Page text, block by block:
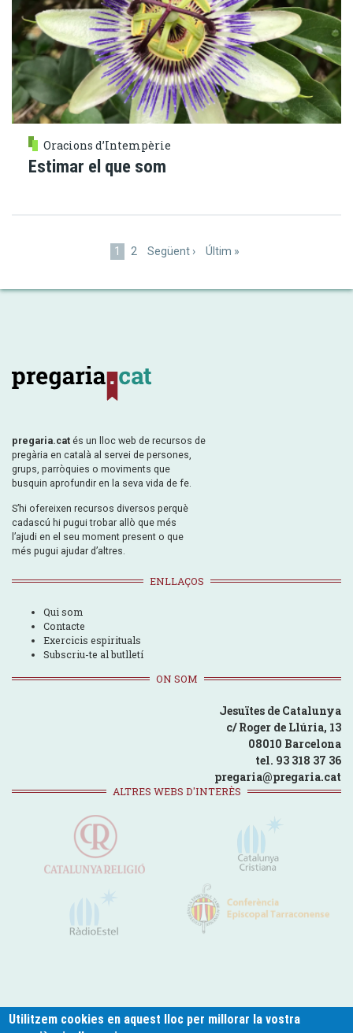
Oracions d’Intempèrie
Estimar el que som
Pàgina
1 Pàgina
2
Pàgina
Següent ›
Última
Últim »
pregaria.cat és un lloc web de recursos de
pregària en català al servei de persones,
grups, parròquies o moviments que
busquin aprofundir en la seva vida de fe.
S’hi ofereixen recursos diversos perquè
cadascú hi pugui trobar allò que més
l’ajudi en el seu moment present o que
més pugui ajudar d’altres.
ENLLAÇOS
Qui som
Contacte
Exercicis espirituals
Subscriu-te al butlletí
ON SOM
Jesuïtes de Catalunya
c/ Roger de Llúria, 13
08010 Barcelona
tel. 93 318 37 36
pregaria@pregaria.cat
ALTRES WEBS D'INTERÈS
Utilitzem cookies en aquest lloc per millorar la vostra